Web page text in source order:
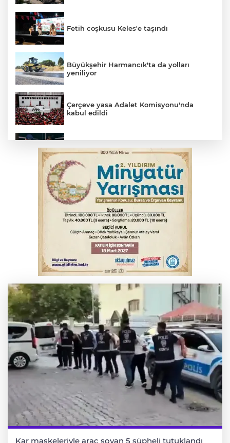
Fetih coşkusu Keles'e taşındı
Büyükşehir Harmancık'ta da yolları
yeniliyor
Çerçeve yasa Adalet Komisyonu'nda
kabul edildi
kişi tutuklandı
İnegöl’de yangın paniği! Apartmana
sıçrayan alevler söndürüldü
Serbest piyasada döviz fiyatları
Otomobil kanala uçtu: 2 yaralı
Kar maskeleriyle araç soyan 5 şüpheli tutuklandı